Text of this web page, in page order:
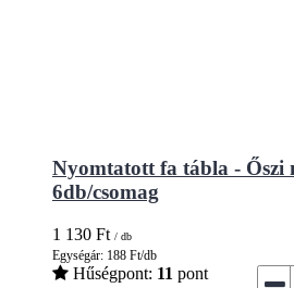
Nyomtatott fa tábla - Őszi
6db/csomag
1 130 Ft / db
Egységár: 188 Ft/db
Hűségpont: 11 pont